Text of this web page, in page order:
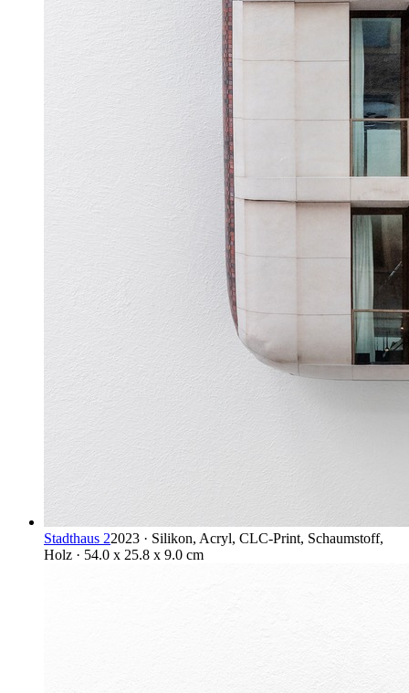
Stadthaus 22023 · Silikon, Acryl, CLC-Print, Schaumstoff,
Holz · 54.0 x 25.8 x 9.0 cm